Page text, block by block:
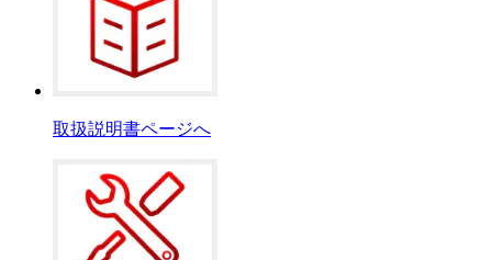
取扱説明書ページへ